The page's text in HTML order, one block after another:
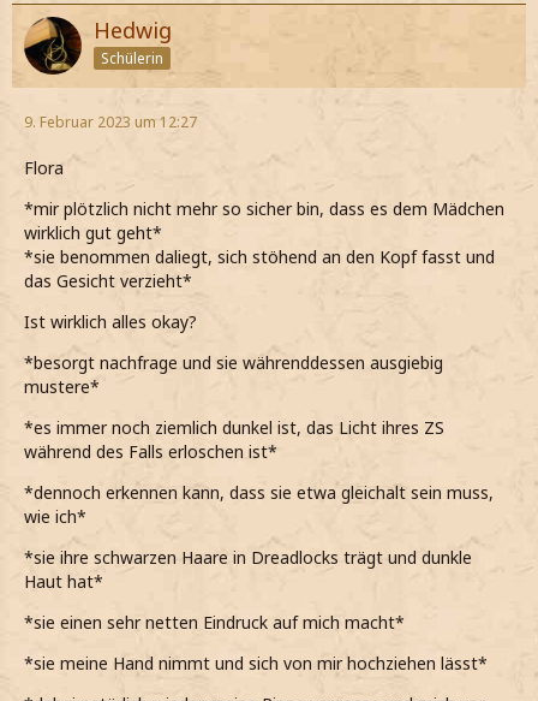
Hedwig
Schülerin
9. Februar 2023 um 12:27
Flora
*mir plötzlich nicht mehr so sicher bin, dass es dem Mädchen
wirklich gut geht*
*sie benommen daliegt, sich stöhend an den Kopf fasst und
das Gesicht verzieht*
Ist wirklich alles okay?
*besorgt nachfrage und sie währenddessen ausgiebig
mustere*
*es immer noch ziemlich dunkel ist, das Licht ihres ZS
während des Falls erloschen ist*
*dennoch erkennen kann, dass sie etwa gleichalt sein muss,
wie ich*
*sie ihre schwarzen Haare in Dreadlocks trägt und dunkle
Haut hat*
*sie einen sehr netten Eindruck auf mich macht*
*sie meine Hand nimmt und sich von mir hochziehen lässt*